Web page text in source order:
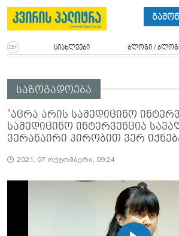
სიახლეები ბლოგი /
საზოგადოება
"აცრა არის სამედიცინო
სამედიცინო ინტერვენცია
ვერანაირი პირობით ვერ
2021, 07 ოქტომბერი, 09:24